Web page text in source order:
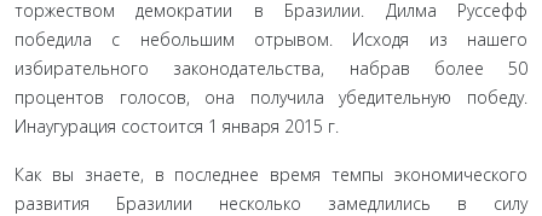
торжеством демократии в Бразилии. Дилма Руссефф
победила с небольшим отрывом. Исходя из нашего
избирательного за­конодательства, набрав более 50
процентов голосов, она полу­чила убедительную победу.
Инаугурация состоится 1 января 2015 г.
Как вы знаете, в последнее время темпы экономического
развития Бразилии несколько замедлились в силу